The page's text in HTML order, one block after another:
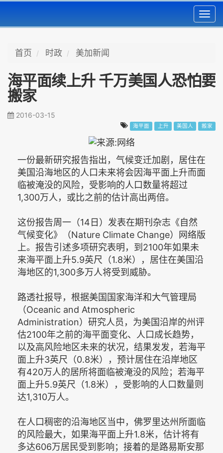
首页 时政 美加新闻
海平面续上升 千万美国人恐怕要
搬家
2016-03-15
海平面 上升 美国人 搬家
一份最新研究报告指出，气候变迁加剧，居住在
美国沿海地区的人口未来将会因海平面上升而面
临被淹没的风险，受影响的人口数量将超过
1,300万人，或比之前的估计高出两倍。
这份报告周一（14日）发表在期刊杂志《自然
气候变化》（Nature Climate Change）网络版
上。报告引述多项研究表明，到2100年如果未
来海平面上升5.9英尺（1.8米），居住在美国沿
海地区的1,300多万人将受到威胁。
路透社报导，根据美国国家海洋和大气管理局
（Oceanic and Atmospheric
Administration）研究人员，为美国沿岸的州评
估2100年之前的海平面变化、人口成长趋势，
以及高风险地区未来的状况，结果发发，若海平
面上升3英尺（0.8米），预计居住在沿岸地区
有420万人的居所将面临被淹没的风险；若海平
面上升5.9英尺（1.8米），受影响的人口数量则
达1,310万人。
在人口稠密的沿海地区当中，佛罗里达州所面临
的风险最大，如果海平面上升1.8米，估计将有
多达606万居民受到影响；接着的是路易斯安那